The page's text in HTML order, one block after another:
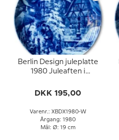
Berlin Design juleplatte
1980 Juleaften i
DKK 195,00
Varenr.: XBDX1980-W
Årgang: 1980
Mål: Ø: 19 cm